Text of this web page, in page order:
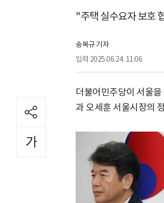
"주택 실수요자 보호
송복규 기자
입력 2025.06.24. 11:06
더불어민주당이 서울
과 오세훈 서울시장의